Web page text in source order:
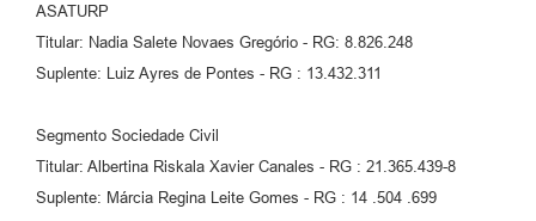
ASATURP
Titular: Nadia Salete Novaes Gregório - RG: 8.826.248
Suplente: Luiz Ayres de Pontes - RG : 13.432.311
Segmento Sociedade Civil
Titular: Albertina Riskala Xavier Canales - RG : 21.365.439-8
Suplente: Márcia Regina Leite Gomes - RG : 14 .504 .699